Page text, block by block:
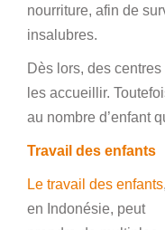
nourriture, afin de
insalubres.
Dès lors, des
les accueillir.
au nombre d’enfant
Travail des enfants
Le travail des enfants,
en Indonésie, peut